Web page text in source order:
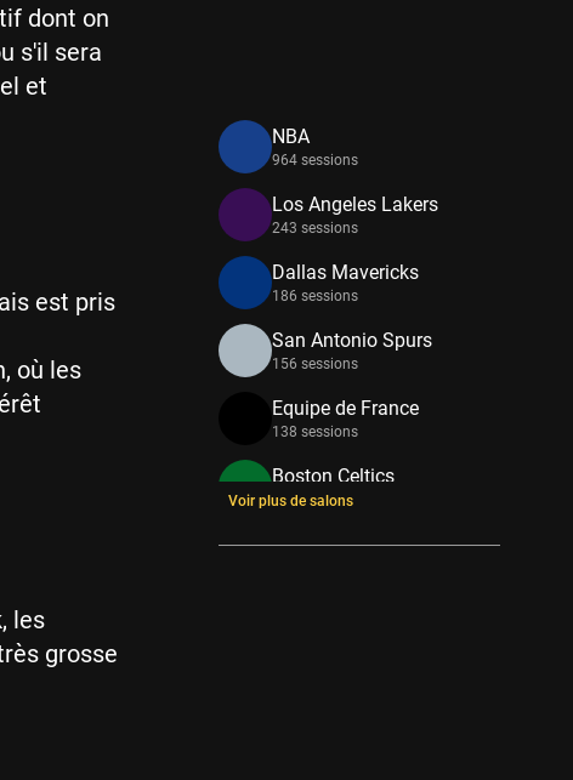
dont on
s'il sera
et
est pris
où les
les
grosse
NBA
964 sessions
Los Angeles Lakers
243 sessions
Dallas Mavericks
186 sessions
San Antonio Spurs
156 sessions
Equipe de France
138 sessions
Boston Celtics
133 sessions
New York Knicks
Voir plus de salons